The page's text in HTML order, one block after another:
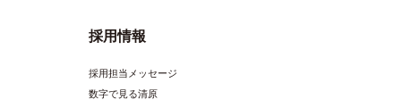
採用情報
採用担当メッセージ
数字で見る清原